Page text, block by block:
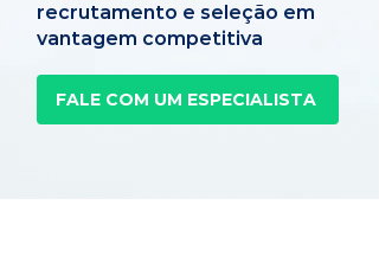
recrutamento e seleção em
vantagem competitiva
FALE COM UM ESPECIALISTA